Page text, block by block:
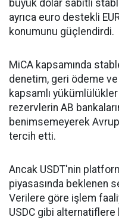
büyük dolar sabitli
ayrıca euro destekli
konumunu güçlendirdi.
MiCA kapsamında
denetim, geri ödeme
kapsamlı
rezervlerin AB
benimsemeyerek
tercih etti.
Ancak USDT'nin
piyasasında beklenen
Verilere göre işlem
USDC gibi